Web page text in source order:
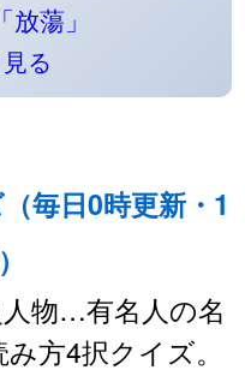
放蕩」
る
毎日0時更新・1
物…有名人の名
方4択クイズ。